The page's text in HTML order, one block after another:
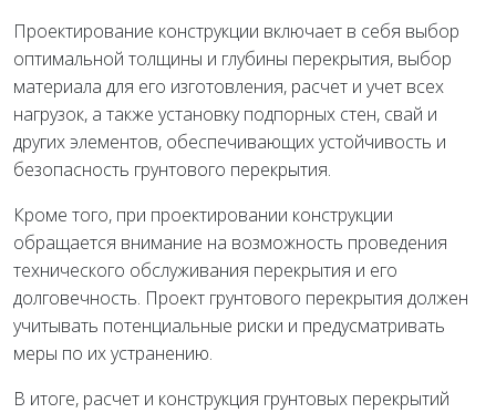
Проектирование конструкции включает в себя выбор
оптимальной толщины и глубины перекрытия, выбор
материала для его изготовления, расчет и учет всех
нагрузок, а также установку подпорных стен, свай и
других элементов, обеспечивающих устойчивость и
безопасность грунтового перекрытия.
Кроме того, при проектировании конструкции
обращается внимание на возможность проведения
технического обслуживания перекрытия и его
долговечность. Проект грунтового перекрытия должен
учитывать потенциальные риски и предусматривать
меры по их устранению.
В итоге, расчет и конструкция грунтовых перекрытий